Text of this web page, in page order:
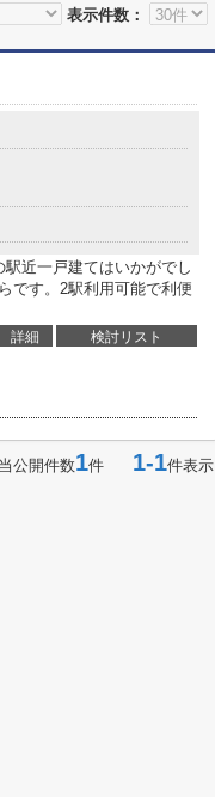
表示件数：
近一戸建てはいかがでし
です。2駅利用可能で利便
詳細 検討リスト
公開件数1件 1-1件表示